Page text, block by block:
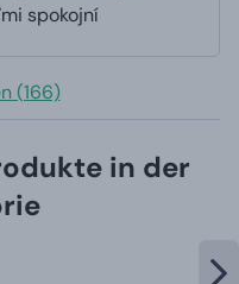
spokojní
(166)
in der